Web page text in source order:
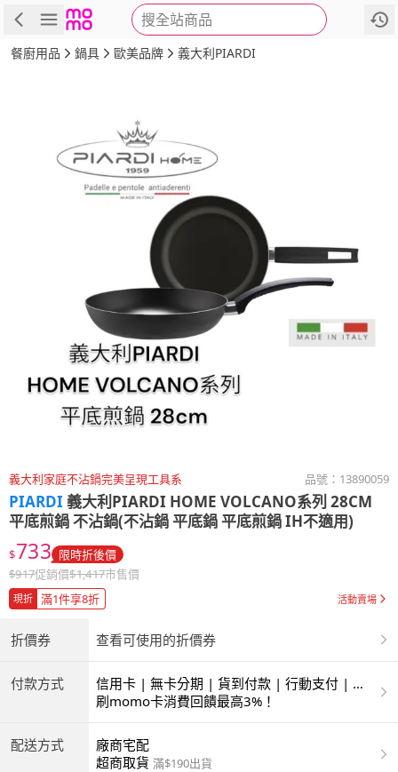
搜全站商品
商品 評價 詳情
餐廚用品 鍋具 歐美品牌 義大利PIARDI
義大利家庭不沾鍋完美呈現工具系 品號： 13890059
PIARDI 義大利PIARDI HOME VOLCANO系列 28CM
平底煎鍋 不沾鍋(不沾鍋 平底鍋 平底煎鍋 IH不適用)
$733 限時折後價
$917促銷價$1,417市售價
現折 滿1件享8折 活動賣場
折價券 查看可使用的折價券
付款方式
信用卡 | 無卡分期 | 貨到付款 | 行動支付 | 超
商付款 | ATM | 銀聯卡
刷momo卡消費回饋最高3%！
配送方式
廠商宅配
超商取貨 滿$190出貨